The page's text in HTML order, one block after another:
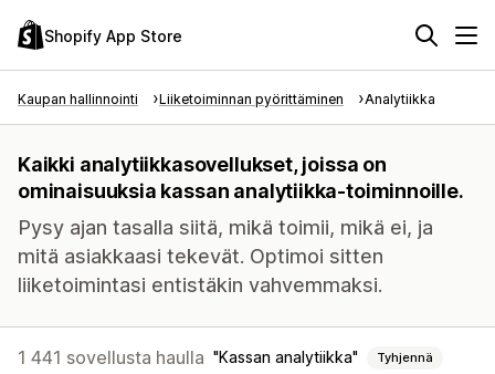
Shopify App Store
Kaupan hallinnointi Liiketoiminnan pyörittäminen Analytiikka
Kaikki analytiikkasovellukset, joissa on
ominaisuuksia kassan analytiikka-toiminnoille.
Pysy ajan tasalla siitä, mikä toimii, mikä ei, ja
mitä asiakkaasi tekevät. Optimoi sitten
liiketoimintasi entistäkin vahvemmaksi.
1 441 sovellusta haulla Kassan analytiikka Tyhjennä